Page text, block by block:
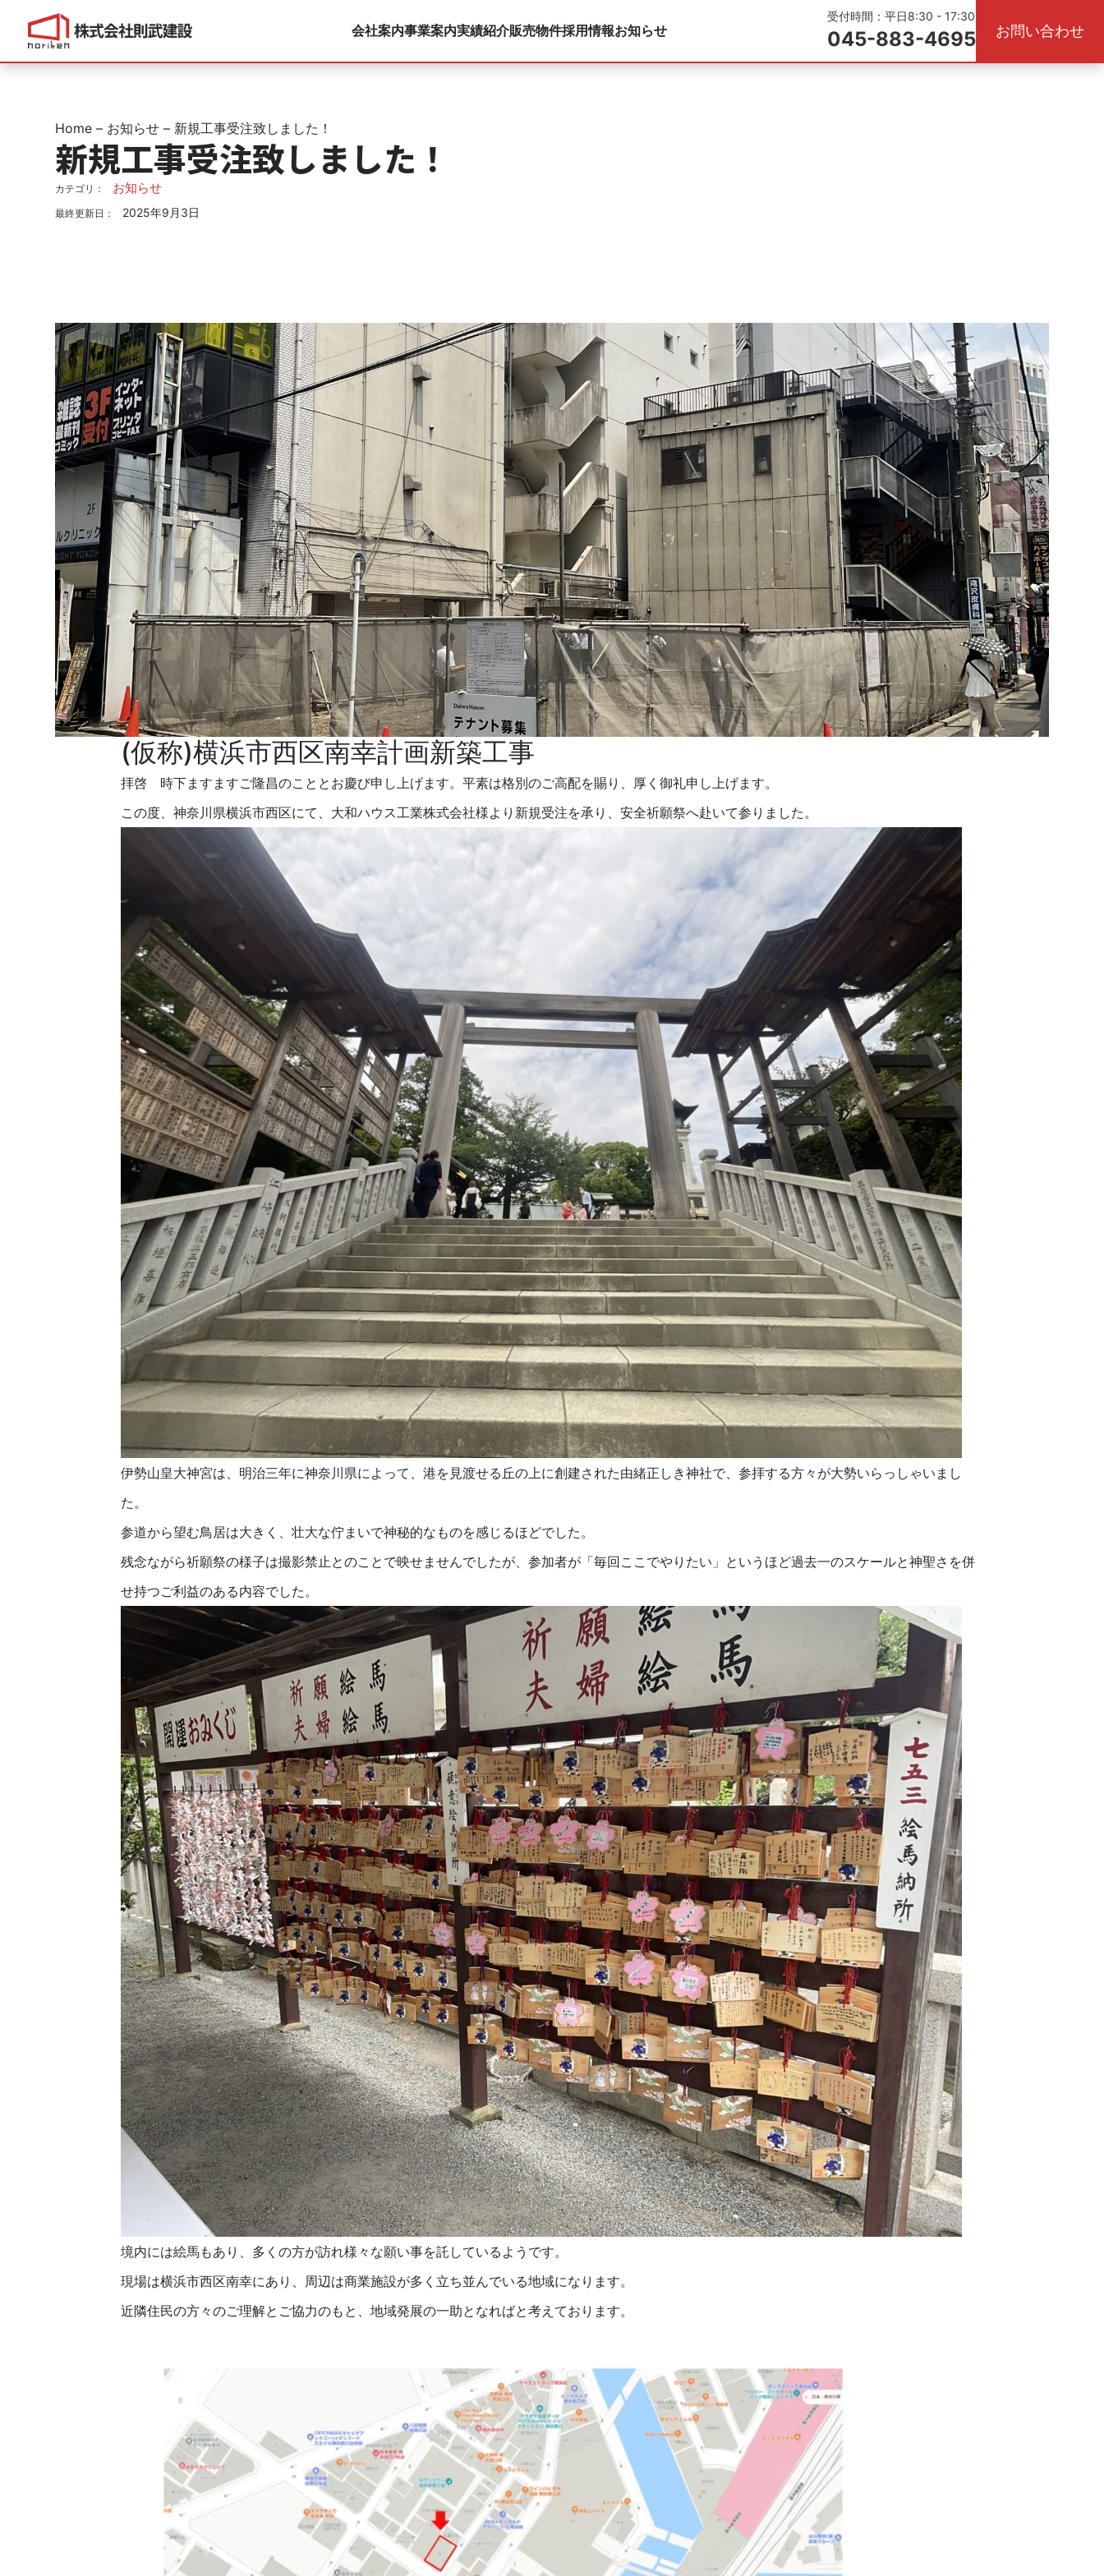
会社案内事業案内実績紹介販売物件採用情報お知らせ
受付時間：平日8:30 - 17:30
045-883-4695 お問い合わせ
Home – お知らせ – 新規工事受注致しました！
新規工事受注致しました！
カテゴリ： お知らせ
最終更新日： 2025年9月3日
(仮称)横浜市西区南幸計画新築工事
拝啓 時下ますますご隆昌のこととお慶び申し上げます。平素は格別のご高配を賜り、厚く御礼申し上げます。
この度、神奈川県横浜市西区にて、大和ハウス工業株式会社様より新規受注を承り、安全祈願祭へ赴いて参りました。
伊勢山皇大神宮は、明治三年に神奈川県によって、港を見渡せる丘の上に創建された由緒正しき神社で、参拝する方々が大勢いらっしゃいまし
た。
参道から望む鳥居は大きく、壮大な佇まいで神秘的なものを感じるほどでした。
残念ながら祈願祭の様子は撮影禁止とのことで映せませんでしたが、参加者が「毎回ここでやりたい」というほど過去一のスケールと神聖さを併
せ持つご利益のある内容でした。
境内には絵馬もあり、多くの方が訪れ様々な願い事を託しているようです。
現場は横浜市西区南幸にあり、周辺は商業施設が多く立ち並んでいる地域になります。
近隣住民の方々のご理解とご協力のもと、地域発展の一助となればと考えております。